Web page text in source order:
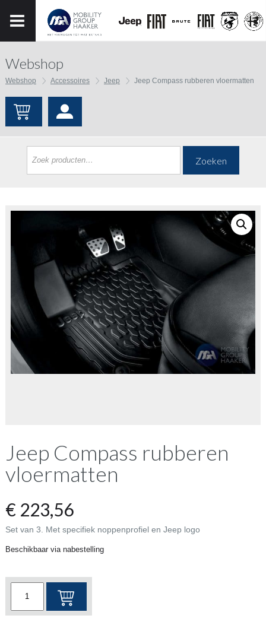
Webshop
Webshop Accessoires Jeep Jeep Compass rubberen vloermatten
Zoeken
Jeep Compass rubberen
vloermatten
€223,56
Set van 3. Met specifiek noppenprofiel en Jeep logo
Beschikbaar via nabestelling
rubberen